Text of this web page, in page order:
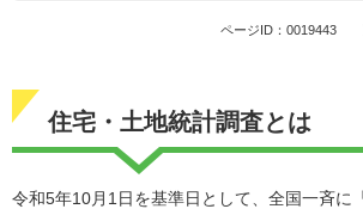
ページID：0019443
住宅・土地統計調査とは
令和5年10月1日を基準日として、全国一斉に